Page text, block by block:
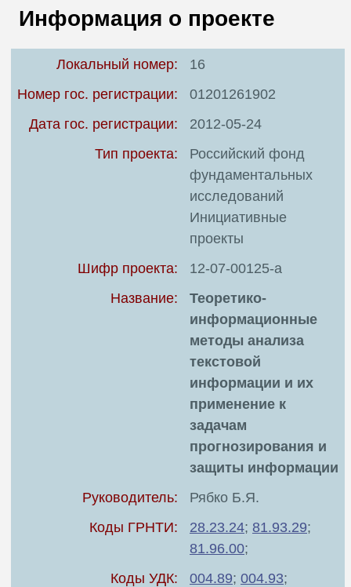
Т
Информация о проекте
Локальный номер:
16
Номер гос. регистрации:
01201261902
Дата гос. регистрации:
2012-05-24
Тип проекта:
Российский фонд
фундаментальных
исследований
Инициативные
проекты
Шифр проекта:
12-07-00125-а
Название:
Теоретико-
информационные
методы анализа
текстовой
информации и их
применение к
задачам
прогнозирования и
защиты информации
Руководитель:
Рябко Б.Я.
Коды ГРНТИ:
28.23.24; 81.93.29;
81.96.00;
Коды УДК:
004.89; 004.93;